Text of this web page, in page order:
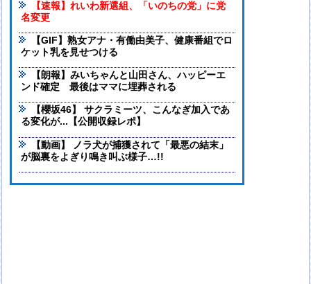
【速報】れいわ新選組、「いのちの党」に党
名変更
【GIF】熟女アナ・有働由美子、健康番組でロ
ケット乳を見せつける
【朗報】みいちゃんと山田さん、ハッピーエ
ンド確定 最後はママに埋葬される
【櫻坂46】 サクラミーツ、こんなぎ加入であ
る変化が...【公開収録レポ】
【動画】 ノラ犬が捕獲されて「最悪の結末」
が脳裏をよぎり鳴き叫ぶ様子…!!